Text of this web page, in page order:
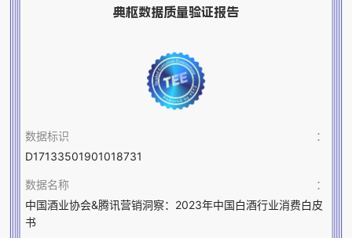
典枢数据质量验证报告
数据标识
：
D17133501901018731
数据名称
：
中国酒业协会&腾讯营销洞察：2023年中国白酒行业消费白皮
书